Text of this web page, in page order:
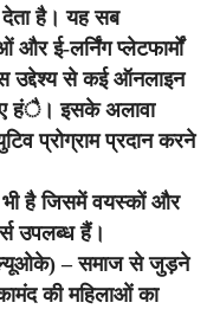
देता है। यह सब
ई-लर्निंग प्लेटफार्मों
उद्देश्य से कई ऑनलाइन
हंै। इसके अलावा
प्रोग्राम प्रदान करने
भी है जिसमें वयस्कों और
उपलब्ध हैं।
– समाज से जुड़ने
की महिलाओं का